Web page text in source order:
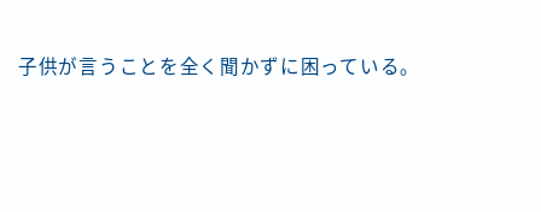
子供が言うことを全く聞かずに困っている。